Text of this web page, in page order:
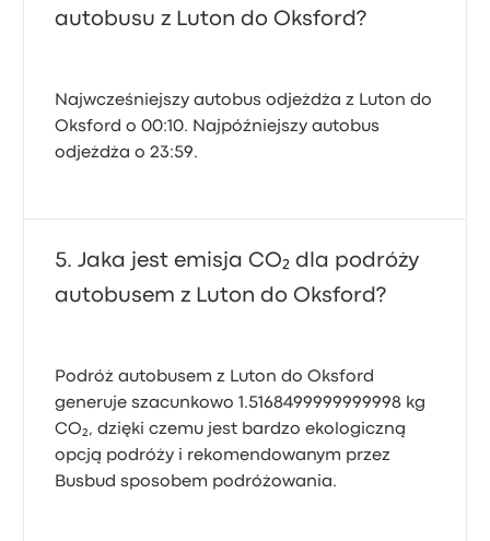
autobusu z Luton do Oksford?
Najwcześniejszy autobus odjeżdża z Luton do
Oksford o 00:10. Najpóźniejszy autobus
odjeżdża o 23:59.
Jaka jest emisja CO₂ dla podróży
autobusem z Luton do Oksford?
Podróż autobusem z Luton do Oksford
generuje szacunkowo 1.5168499999999998 kg
CO₂, dzięki czemu jest bardzo ekologiczną
opcją podróży i rekomendowanym przez
Busbud sposobem podróżowania.